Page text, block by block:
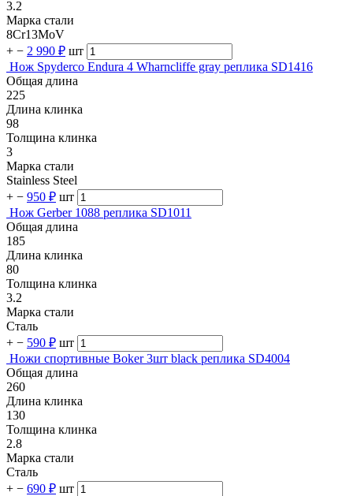
3.2
Марка стали
8Cr13MoV
+ − 2 990 ₽ шт
Нож Spyderco Endura 4 Wharncliffe gray реплика SD1416
Общая длина
225
Длина клинка
98
Толщина клинка
3
Марка стали
Stainless Steel
+ − 950 ₽ шт
Нож Gerber 1088 реплика SD1011
Общая длина
185
Длина клинка
80
Толщина клинка
3.2
Марка стали
Сталь
+ − 590 ₽ шт
Ножи спортивные Boker 3шт black реплика SD4004
Общая длина
260
Длина клинка
130
Толщина клинка
2.8
Марка стали
Сталь
+ − 690 ₽ шт